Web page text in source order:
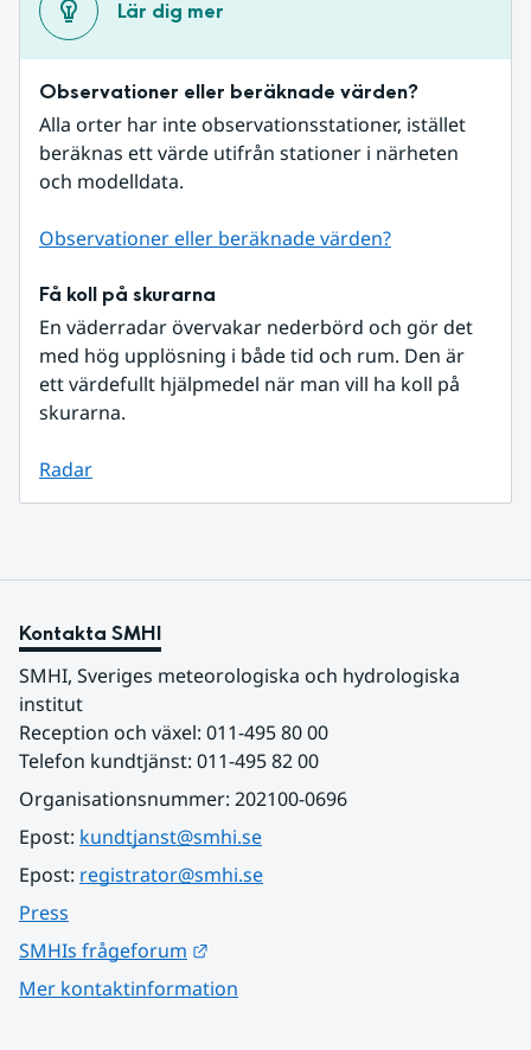
Lär dig mer
Observationer eller beräknade värden?
Alla orter har inte observationsstationer, istället
beräknas ett värde utifrån stationer i närheten
och modelldata.
Observationer eller beräknade värden?
Få koll på skurarna
En väderradar övervakar nederbörd och gör det
med hög upplösning i både tid och rum. Den är
ett värdefullt hjälpmedel när man vill ha koll på
skurarna.
Radar
Kontakta SMHI
SMHI, Sveriges meteorologiska och hydrologiska
institut
Reception och växel: 011-495 80 00
Telefon kundtjänst: 011-495 82 00
Organisationsnummer: 202100-0696
Epost: kundtjanst@smhi.se
Epost: registrator@smhi.se
Press
SMHIs frågeforum
Mer kontaktinformation